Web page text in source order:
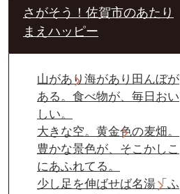
さがそう！佐賀市のあたり
まえハッピー
山があり海があり田んぼが
ある。食べ物が、毎日おい
しい。
大きな空。黄金色の麦畑。
豊かな景色が、そこかしこ
にあふれてる。
少し足を伸ばせば名湯「ふ